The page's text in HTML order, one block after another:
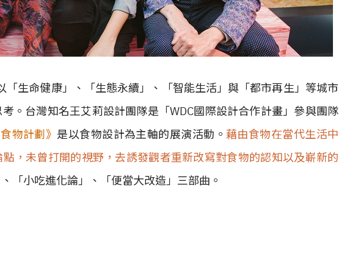
生命健康」、「生態永續」、「智能生活」與「都市再生」等城市
。台灣知名王艾莉設計團隊是「WDC國際設計合作計畫」參與團隊
物計劃》 是以食物設計為主軸的展演活動。藉由食物在當代生活中
，未曾打開的視野，去誘發觀者重新改寫對食物的認知以及嶄新的
「小吃進化論」、「便當大改造」三部曲。